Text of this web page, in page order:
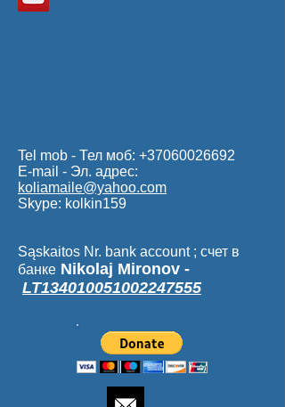
Tel mob - Тел моб: +37060026692
E-mail - Эл. адрес:
koliamaile@yahoo.com
Skype: kolkin159
Sąskaitos Nr. bank account ; счет в
банке Nikolaj Mironov -​
LT134010051002247555